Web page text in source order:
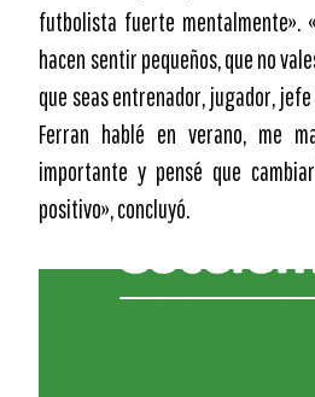
futbolista fuerte mentalmente».
hacen sentir pequeños, que no
que seas entrenador, jugador,
Ferran hablé en verano, me
importante y pensé que
positivo», concluyó.